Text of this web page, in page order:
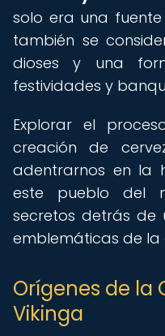
solo era una
también se
dioses y una
festividades y
Explorar el
creación de
adentrarnos en la
este pueblo del
secretos detrás de
emblemáticas de la
Orígenes de la
Vikinga